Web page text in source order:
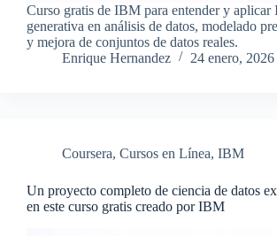
Curso gratis de IBM para entender y aplicar
generativa en análisis de datos, modelado
y mejora de conjuntos de datos reales.
Enrique Hernandez
24 enero, 2026
Coursera, Cursos en Línea, IBM
Un proyecto completo de ciencia de datos
en este curso gratis creado por IBM